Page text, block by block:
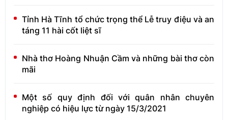
Tỉnh Hà Tĩnh tổ chức trọng thể Lễ truy điệu và an
táng 11 hài cốt liệt sĩ
Nhà thơ Hoàng Nhuận Cầm và những bài thơ còn
mãi
Một số quy định đối với quân nhân chuyên
nghiệp có hiệu lực từ ngày 15/3/2021